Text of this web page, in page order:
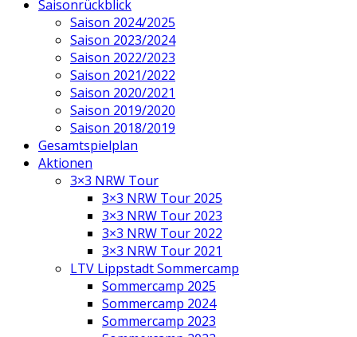
Saisonrückblick
Saison 2024/2025
Saison 2023/2024
Saison 2022/2023
Saison 2021/2022
Saison 2020/2021
Saison 2019/2020
Saison 2018/2019
Gesamtspielplan
Aktionen
3×3 NRW Tour
3×3 NRW Tour 2025
3×3 NRW Tour 2023
3×3 NRW Tour 2022
3×3 NRW Tour 2021
LTV Lippstadt Sommercamp
Sommercamp 2025
Sommercamp 2024
Sommercamp 2023